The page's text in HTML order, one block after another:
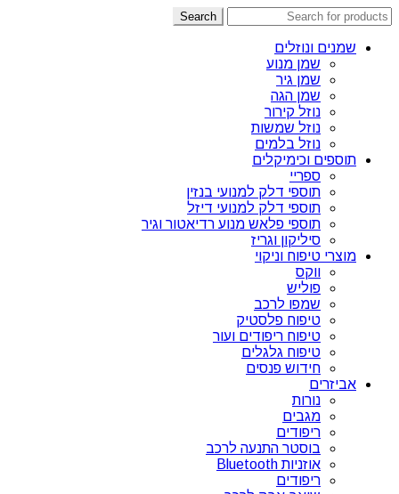
Search
שמנים ונוזלים
שמן מנוע
שמן גיר
שמן הגה
נוזל קירור
נוזל שמשות
נוזל בלמים
תוספים וכימיקלים
ספריי
תוספי דלק למנועי בנזין
תוספי דלק למנועי דיזל
תוספי פלאש מנוע רדיאטור וגיר
סיליקון וגריז
מוצרי טיפוח וניקוי
ווקס
פוליש
שמפו לרכב
טיפוח פלסטיק
טיפוח ריפודים ועור
טיפוח גלגלים
חידוש פנסים
אביזרים
נורות
מגבים
ריפודים
בוסטר התנעה לרכב
אוזניות Bluetooth
ריפודים